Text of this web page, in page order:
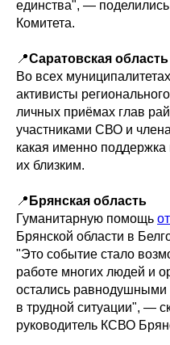
единства", —
Комитета.
📍Саратовская область
Во всех
активисты
личных приёмах глав
участниками СВО и
какая именно
их близким.
📍 Брянская область
Гуманитарную помощь
Брянской области в
"Это событие стало
работе многих людей и
остались равнодушными
в трудной ситуации", —
руководитель КСВО